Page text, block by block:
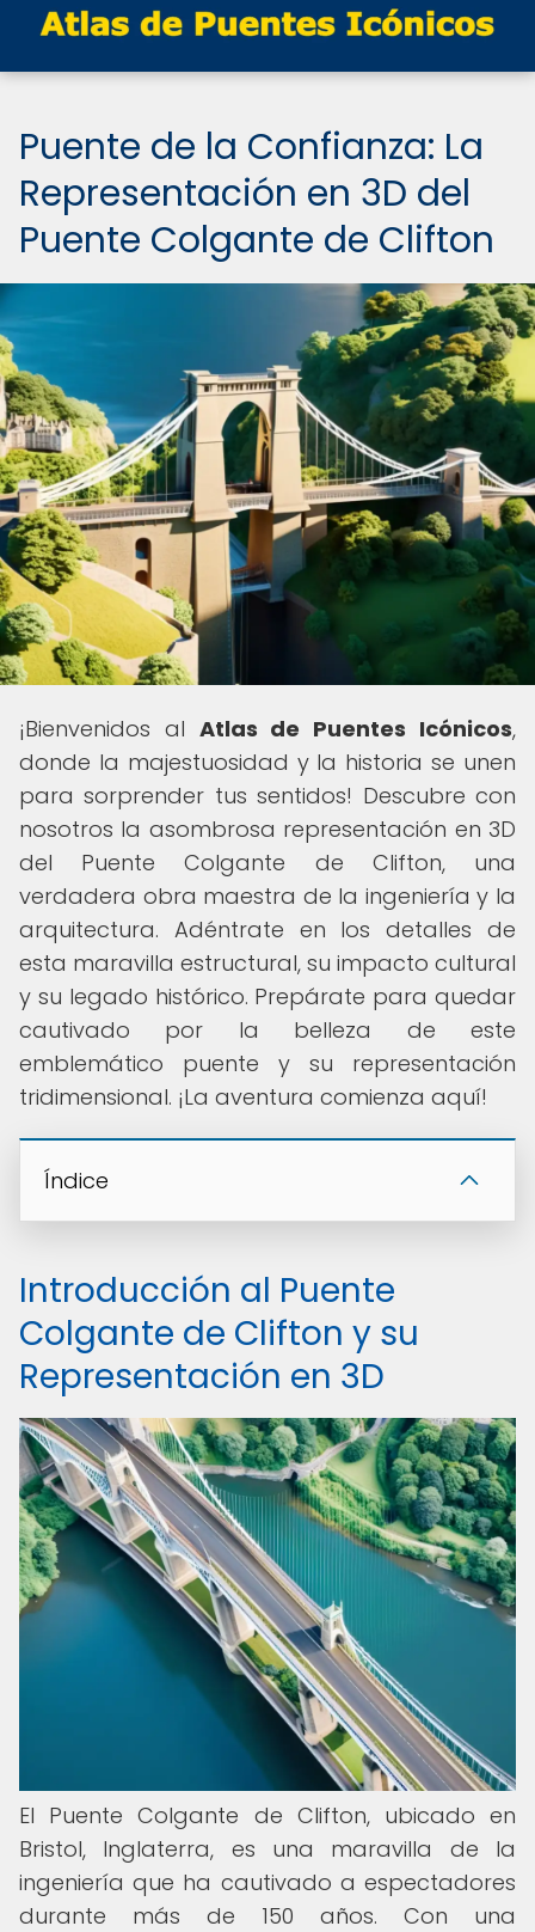
Puente de la Confianza: La
Representación en 3D del
Puente Colgante de Clifton
¡Bienvenidos al Atlas de Puentes Icónicos,
donde la majestuosidad y la historia se unen
para sorprender tus sentidos! Descubre con
nosotros la asombrosa representación en 3D
del Puente Colgante de Clifton, una
verdadera obra maestra de la ingeniería y la
arquitectura. Adéntrate en los detalles de
esta maravilla estructural, su impacto cultural
y su legado histórico. Prepárate para quedar
cautivado por la belleza de este
emblemático puente y su representación
tridimensional. ¡La aventura comienza aquí!
Índice
Introducción al Puente
Colgante de Clifton y su
Representación en 3D
El Puente Colgante de Clifton, ubicado en
Bristol, Inglaterra, es una maravilla de la
ingeniería que ha cautivado a espectadores
durante más de 150 años. Con una